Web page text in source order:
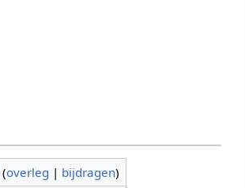
(overleg | bijdragen)